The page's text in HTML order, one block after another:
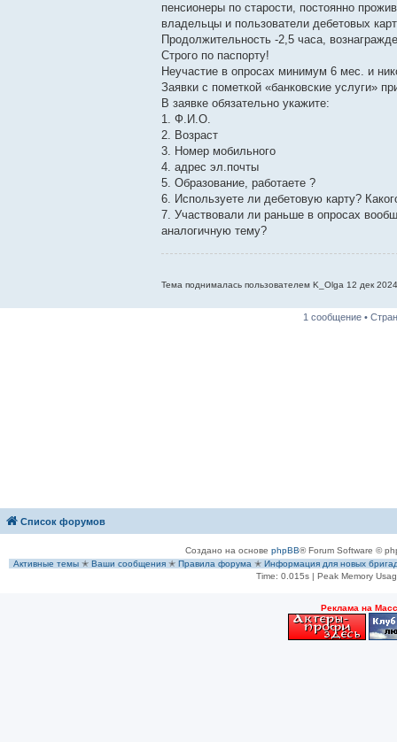
щ
е
и
е
пенсионеры по старости, постоянно
владельцы и пользователи дебетовых
Продолжительность -2,5 часа,
Строго по паспорту!
Неучастие в опросах минимум 6 мес. и
Заявки с пометкой «банковские услуги»
В заявке обязательно укажите:
1. Ф.И.О.
2. Возраст
3. Номер мобильного
4. адрес эл.почты
5. Образование, работаете ?
6. Используете ли дебетовую карту?
7. Участвовали ли раньше в опросах
аналогичную тему?
Тема поднималась пользователем K_Olga 12 дек
1 сообщение •
Список форумов
Создано на основе phpBB® Forum Software ©
Активные темы ✭ Ваши сообщения ✭ Правила форума ✭ Информация для новых
Time: 0.015s| Peak Memory
Рeклама на